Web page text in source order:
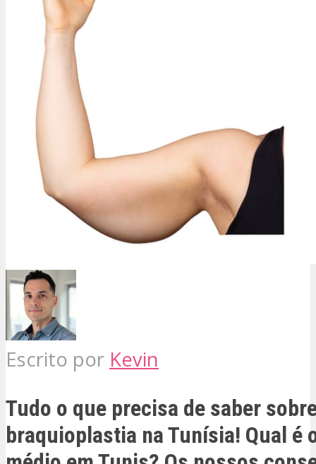
Escrito por Kevin
Tudo o que precisa de saber
braquioplastia na Tunísia! Qual é